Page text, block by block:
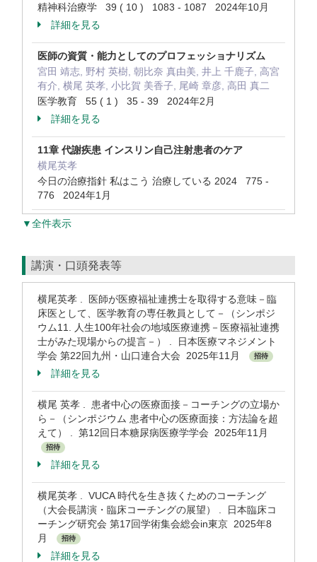
精神科治療学 39 ( 10 ) 1083 - 1087 2024年10月
詳細を見る
医師の資質・能力としてのプロフェッショナリズム
宮田 靖志, 野村 英樹, 朝比奈 真由美, 井上 千鹿子, 高宮
有介, 横尾 英孝, 小比賀 美香子, 尾崎 章彦, 高田 真二
医学教育 55 ( 1 ) 35 - 39 2024年2月
詳細を見る
11章 代謝疾患 インスリン自己注射患者のケア
横尾英孝
今日の治療指針 私はこう 治療している 2024 775 -
776 2024年1月
▼全件表示
講演・口頭発表等
横尾英孝 . 医師が医療福祉連携士を取得する意味－臨
床医として、医学教育の専任教員として－（シンポジ
ウム11. 人生100年社会の地域医療連携－医療福祉連携
士がみた現場からの提言－） . 日本医療マネジメント
学会 第22回九州・山口連合大会 2025年11月
招待
詳細を見る
横尾 英孝 . 患者中心の医療面接－コーチングの立場か
ら－（シンポジウム 患者中心の医療面接：方法論を超
えて） . 第12回日本糖尿病医療学学会 2025年11月
招待
詳細を見る
横尾英孝 . VUCA 時代を生き抜くためのコーチング
（大会長講演・臨床コーチングの展望） . 日本臨床コ
ーチング研究会 第17回学術集会総会in東京 2025年8
月
招待
詳細を見る